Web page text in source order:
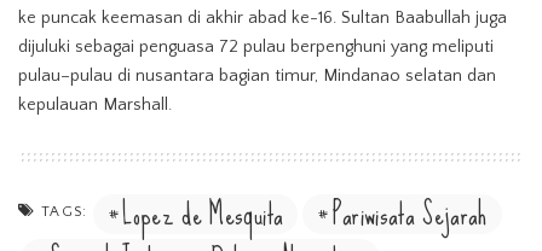
ke puncak keemasan di akhir abad ke-16. Sultan Baabullah juga
dijuluki sebagai penguasa 72 pulau berpenghuni yang meliputi
pulau–pulau di nusantara bagian timur, Mindanao selatan dan
kepulauan Marshall.
TAGS: Lopez de Mesquita
Pariwisata Sejarah